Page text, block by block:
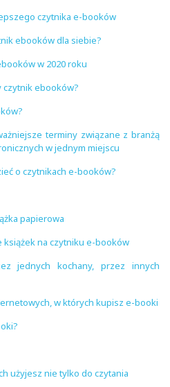
czytnika e-booków
ebooków dla siebie?
w 2020 roku
czytnik ebooków?
terminy związane z branżą
w jednym miejscu
o czytnikach e-booków?
papierowa
książek na czytniku e-booków
jednych kochany, przez innych
w których kupisz e-booki
użyjesz nie tylko do czytania